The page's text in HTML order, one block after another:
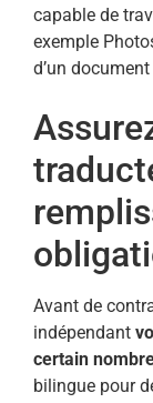
capable de
exemple
d’un
Avant de
indépendant
certain
bilingue pour